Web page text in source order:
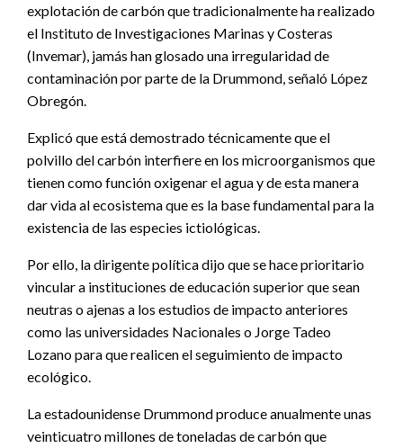
explotación de carbón que tradicionalmente ha realizado
el Instituto de Investigaciones Marinas y Costeras
(Invemar), jamás han glosado una irregularidad de
contaminación por parte de la Drummond, señaló López
Obregón.
Explicó que está demostrado técnicamente que el
polvillo del carbón interfiere en los microorganismos que
tienen como función oxigenar el agua y de esta manera
dar vida al ecosistema que es la base fundamental para la
existencia de las especies ictiológicas.
Por ello, la dirigente política dijo que se hace prioritario
vincular a instituciones de educación superior que sean
neutras o ajenas a los estudios de impacto anteriores
como las universidades Nacionales o Jorge Tadeo
Lozano para que realicen el seguimiento de impacto
ecológico.
La estadounidense Drummond produce anualmente unas
veinticuatro millones de toneladas de carbón que